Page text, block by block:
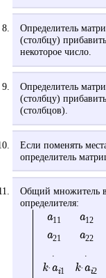
Определитель
(столбцу)
некоторое число.
Определитель
(столбцу)
(столбцов).
Если поменять
определитель
Общий множитель в
определителя:
a11 a12
a21 a22
.
.
k·ai1 k·ai2